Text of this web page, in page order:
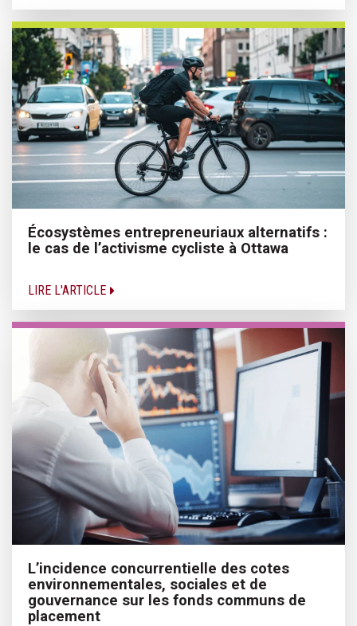
Écosystèmes entrepreneuriaux alternatifs :
le cas de l’activisme cycliste à Ottawa
LIRE L'ARTICLE
L’incidence concurrentielle des cotes
environnementales, sociales et de
gouvernance sur les fonds communs de
placement